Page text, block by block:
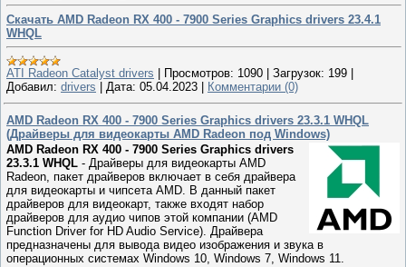
Скачать AMD Radeon RX 400 - 7900 Series Graphics drivers 23.4.1
WHQL
ATI Radeon Catalyst drivers Просмотров: 1090 Загрузок: 199
Добавил: drivers Дата: 05.04.2023 Комментарии (0)
AMD Radeon RX 400 - 7900 Series Graphics drivers 23.3.1 WHQL
(Драйверы для видеокарты AMD Radeon под Windows)
AMD Radeon RX 400 - 7900 Series Graphics drivers
23.3.1 WHQL - Драйверы для видеокарты AMD
Radeon, пакет драйверов включает в себя драйвера
для видеокарты и чипсета AMD. В данный пакет
драйверов для видеокарт, также входят набор
драйверов для аудио чипов этой компании (AMD
Function Driver for HD Audio Service). Драйвера
предназначены для вывода видео изображения и звука в
операционных системах Windows 10, Windows 7, Windows 11.